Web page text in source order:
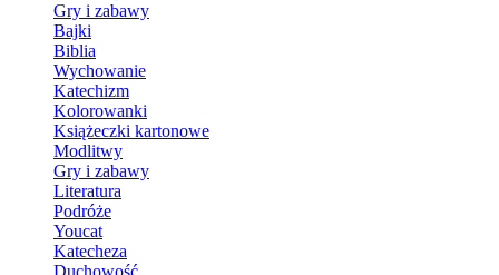
Gry i zabawy
Bajki
Biblia
Wychowanie
Katechizm
Kolorowanki
Książeczki kartonowe
Modlitwy
Gry i zabawy
Literatura
Podróże
Youcat
Katecheza
Duchowość